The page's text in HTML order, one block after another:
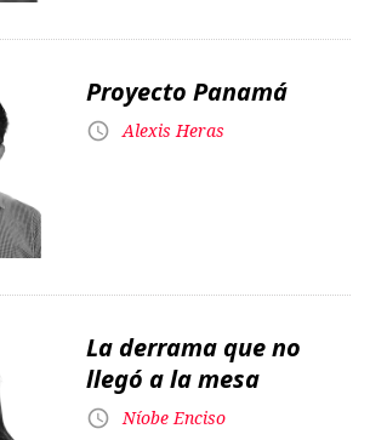
Proyecto Panamá
Alexis Heras
La derrama que no
llegó a la mesa
Níobe Enciso